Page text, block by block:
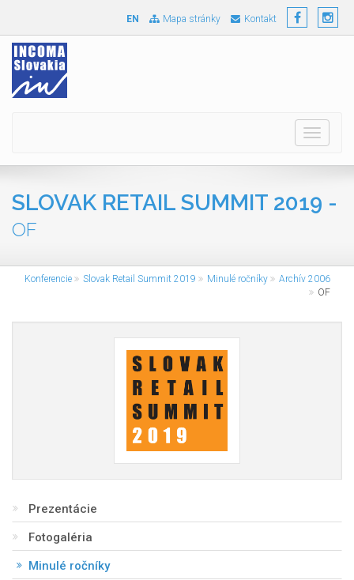
EN Mapa stránky Kontakt
Toggle
SLOVAK RETAIL SUMMIT 2019 -
OF
Konferencie Slovak Retail Summit 2019 Minulé ročníky
Archív 2006
OF
Prezentácie
Fotogaléria
Minulé ročníky